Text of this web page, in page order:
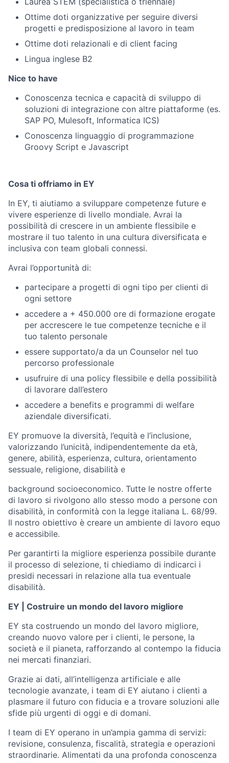
Ottime doti organizzative per seguire diversi
progetti e predisposizione al lavoro in team
Ottime doti relazionali e di client facing
Lingua inglese B2
Nice to have
Conoscenza tecnica e capacità di sviluppo di
soluzioni di integrazione con altre piattaforme (es.
SAP PO, Mulesoft, Informatica ICS)
Conoscenza linguaggio di programmazione
Groovy Script e Javascript
Cosa ti offriamo in EY
In EY, ti aiutiamo a sviluppare competenze future e
vivere esperienze di livello mondiale. Avrai la
possibilità di crescere in un ambiente flessibile e
mostrare il tuo talento in una cultura diversificata e
inclusiva con team globali connessi.
Avrai l’opportunità di:
partecipare a progetti di ogni tipo per clienti di
ogni settore
accedere a + 450.000 ore di formazione erogate
per accrescere le tue competenze tecniche e il
tuo talento personale
essere supportato/a da un Counselor nel tuo
percorso professionale
usufruire di una policy flessibile e della possibilità
di lavorare dall’estero
accedere a benefits e programmi di welfare
aziendale diversificati.
EY promuove la diversità, l’equità e l’inclusione,
valorizzando l’unicità, indipendentemente da età,
genere, abilità, esperienza, cultura, orientamento
sessuale, religione, disabilità e
background socioeconomico. Tutte le nostre offerte
di lavoro si rivolgono allo stesso modo a persone con
disabilità, in conformità con la legge italiana L. 68/99.
Il nostro obiettivo è creare un ambiente di lavoro equo
e accessibile.
Per garantirti la migliore esperienza possibile durante
il processo di selezione, ti chiediamo di indicarci i
presidi necessari in relazione alla tua eventuale
disabilità.
EY | Costruire un mondo del lavoro migliore
EY sta costruendo un mondo del lavoro migliore,
creando nuovo valore per i clienti, le persone, la
società e il pianeta, rafforzando al contempo la fiducia
nei mercati finanziari.
Grazie ai dati, all’intelligenza artificiale e alle
tecnologie avanzate, i team di EY aiutano i clienti a
plasmare il futuro con fiducia e a trovare soluzioni alle
sfide più urgenti di oggi e di domani.
I team di EY operano in un’ampia gamma di servizi:
revisione, consulenza, fiscalità, strategia e operazioni
straordinarie. Alimentati da una profonda conoscenza